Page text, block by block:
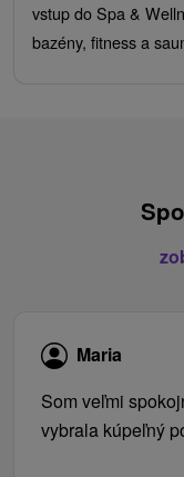
vstup do Spa &
bazény, fitness a
Maria
Som veľmi
vybrala kúpeľný